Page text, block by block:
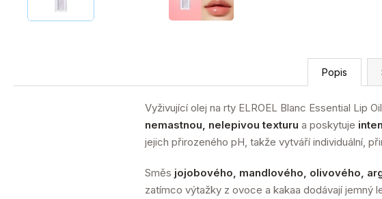
Popis
Vyživující olej na rty ELROEL Blanc Essential Lip
nemastnou, nelepivou texturu a poskytuje
jejich přirozeného pH, takže vytváří individuální,
Směs jojobového, mandlového, olivového,
zatímco výtažky z ovoce a kakaa dodávají jemný